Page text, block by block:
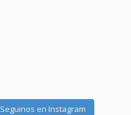
Seguinos en Instagram